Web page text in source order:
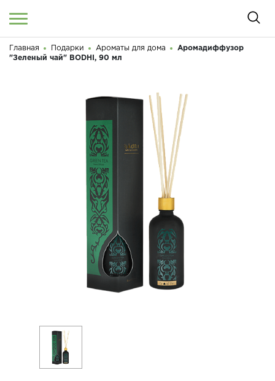
Войти / Регистрация
ДОСТАВКА И ОПЛАТА
Здравствуйте! Что вы ищете?
Главная Подарки Ароматы для дома
Аромадиффузор
"Зеленый чай" BODHI, 90 мл